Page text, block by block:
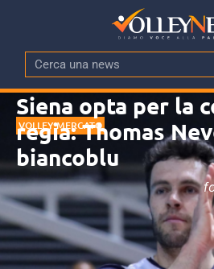
VOLLEY MERCATO
Siena opta per la
regia: Thomas
biancoblu